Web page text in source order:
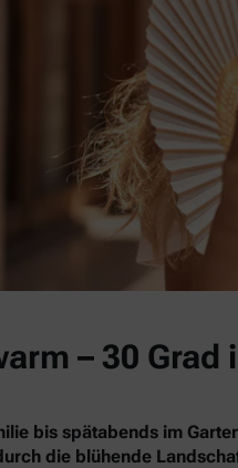
– 30
bis spätabends im
die blühende